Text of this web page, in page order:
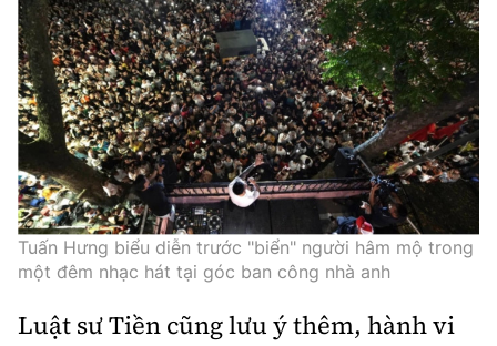
Tuấn Hưng biểu diễn trước "biển" người hâm mộ trong
một đêm nhạc hát tại góc ban công nhà anh
Luật sư Tiền cũng lưu ý thêm, hành vi